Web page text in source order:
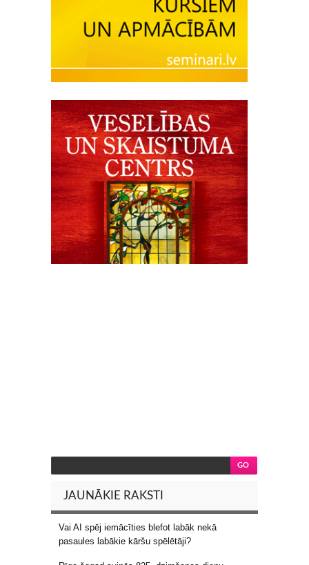
JAUNĀKIE RAKSTI
Vai AI spēj iemācīties blefot labāk nekā
pasaules labākie kāršu spēlētāji?